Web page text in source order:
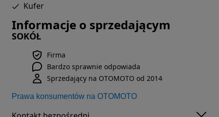
Kufer
Informacje o sprzedającym
SOKÓŁ
Firma
Bardzo sprawnie odpowiada
Sprzedający na OTOMOTO od 2014
Prawa konsumentów na OTOMOTO